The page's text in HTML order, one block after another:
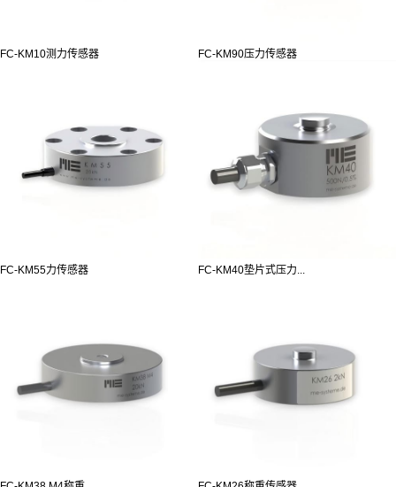
FC-KM10测力传感器 FC-KM90压力传感器
FC-KM55力传感器 FC-KM40垫片式压力...